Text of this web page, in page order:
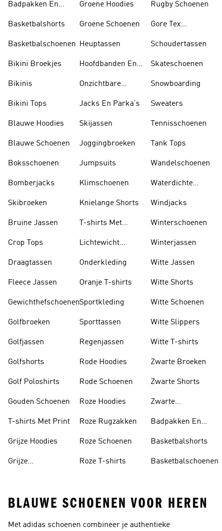
Badpakken En
Basketbalshorts
Basketbalschoenen
Bikini Broekjes
Bikinis
Bikini Tops
Blauwe Hoodies
Blauwe Schoenen
Boksschoenen
Bomberjacks
Skibroeken
Bruine Jassen
Crop Tops
Draagtassen
Fleece Jassen
Gewichthefschoenen
Golfbroeken
Golfjassen
Golfshorts
Golf Poloshirts
Gouden Schoenen
T-shirts Met Print
Grijze Hoodies
Grijze
Groene Hoodies
Groene Schoenen
Heuptassen
Hoofdbanden En
Onzichtbare
Jacks En Parka's
Skijassen
Joggingbroeken
Jumpsuits
Klimschoenen
Knielange Shorts
T-shirts Met
Lichtewicht
Onderkleding
Oranje T-shirts
Sportkleding
Sporttassen
Regenjassen
Rode Hoodies
Rode Schoenen
Roze Hoodies
Roze Rugzakken
Roze Schoenen
Roze T-shirts
Rugby Schoenen
Gore Tex
Schoudertassen
Skateschoenen
Snowboarding
Sweaters
Tennisschoenen
Tank Tops
Wandelschoenen
Waterdichte
Windjacks
Winterschoenen
Winterjassen
Witte Jassen
Witte Shorts
Witte Schoenen
Witte Slippers
Witte T-shirts
Zwarte Broeken
Zwarte Shorts
Zwarte
Badpakken En
Basketbalshorts
Basketbalschoenen
BLAUWE SCHOENEN VOOR HEREN
Met adidas schoenen combineer je authentieke